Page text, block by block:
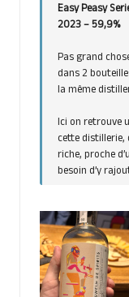
Easy Peasy
2023 – 59,9%
Pas grand
dans 2
la même
Ici on retrouve
cette
riche, proche
besoin d’y